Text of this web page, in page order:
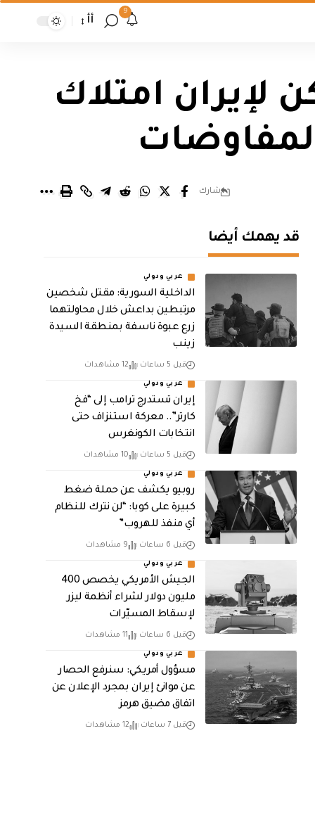
9
أأ
لإيران امتلاك
شارك
قد يهمك أيضا
عربي ودولي
الداخلية السورية: مقتل شخصين
مرتبطين بداعش خلال محاولتهما
زرع عبوة ناسفة بمنطقة السيدة
زينب
قبل 5 ساعات 12 مشاهدات
عربي ودولي
إيران تستدرج ترامب إلى “فخ
كارتر”.. معركة استنزاف حتى
انتخابات الكونغرس
قبل 5 ساعات 10 مشاهدات
عربي ودولي
روبيو يكشف عن حملة ضغط
كبيرة على كوبا: “لن نترك للنظام
أي منفذ للهروب”
قبل 6 ساعات 9 مشاهدات
عربي ودولي
الجيش الأمريكي يخصص 400
مليون دولار لشراء أنظمة ليزر
لإسقاط المسيّرات
قبل 6 ساعات 11 مشاهدات
عربي ودولي
مسؤول أمريكي: سنرفع الحصار
عن موانئ إيران بمجرد الإعلان عن
اتفاق مضيق هرمز
قبل 7 ساعات 12 مشاهدات